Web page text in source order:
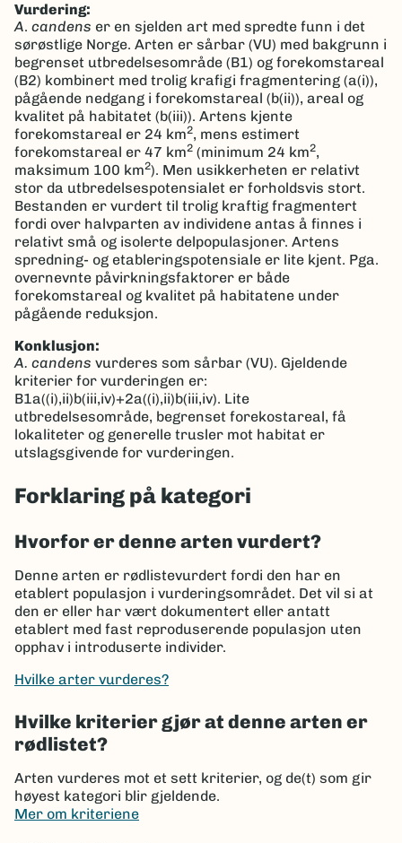
Vurdering:
A. candens er en sjelden art med spredte funn i det
sørøstlige Norge. Arten er sårbar (VU) med bakgrunn i
begrenset utbredelsesområde (B1) og forekomstareal
(B2) kombinert med trolig krafigi fragmentering (a(i)),
pågående nedgang i forekomstareal (b(ii)), areal og
kvalitet på habitatet (b(iii)). Artens kjente
forekomstareal er 24 km2, mens estimert
forekomstareal er 47 km2 (minimum 24 km2,
maksimum 100 km2). Men usikkerheten er relativt
stor da utbredelsespotensialet er forholdsvis stort.
Bestanden er vurdert til trolig kraftig fragmentert
fordi over halvparten av individene antas å finnes i
relativt små og isolerte delpopulasjoner. Artens
spredning- og etableringspotensiale er lite kjent. Pga.
overnevnte påvirkningsfaktorer er både
forekomstareal og kvalitet på habitatene under
pågående reduksjon.
Konklusjon:
A. candens vurderes som sårbar (VU). Gjeldende
kriterier for vurderingen er:
B1a((i),ii)b(iii,iv)+2a((i),ii)b(iii,iv). Lite
utbredelsesområde, begrenset forekostareal, få
lokaliteter og generelle trusler mot habitat er
utslagsgivende for vurderingen.
Forklaring på kategori
Hvorfor er denne arten vurdert?
Denne arten er rødlistevurdert fordi den har en
etablert populasjon i vurderingsområdet. Det vil si at
den er eller har vært dokumentert eller antatt
etablert med fast reproduserende populasjon uten
opphav i introduserte individer.
Hvilke arter vurderes?
Hvilke kriterier gjør at denne arten er
rødlistet?
Arten vurderes mot et sett kriterier, og de(t) som gir
høyest kategori blir gjeldende.
Mer om kriteriene